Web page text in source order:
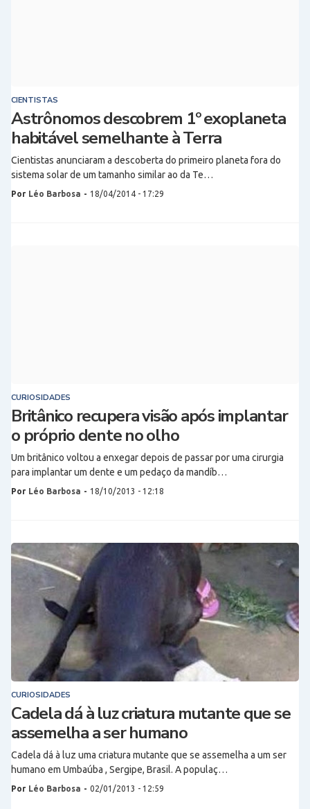
CIENTISTAS
Astrônomos descobrem 1º exoplaneta
habitável semelhante à Terra
Cientistas anunciaram a descoberta do primeiro planeta fora do
sistema solar de um tamanho similar ao da Te…
Por Léo Barbosa - 18/04/2014 - 17:29
CURIOSIDADES
Britânico recupera visão após implantar
o próprio dente no olho
Um britânico voltou a enxegar depois de passar por uma cirurgia
para implantar um dente e um pedaço da mandíb…
Por Léo Barbosa - 18/10/2013 - 12:18
CURIOSIDADES
Cadela dá à luz criatura mutante que se
assemelha a ser humano
Cadela dá à luz uma criatura mutante que se assemelha a um ser
humano em Umbaúba , Sergipe, Brasil. A populaç…
Por Léo Barbosa - 02/01/2013 - 12:59